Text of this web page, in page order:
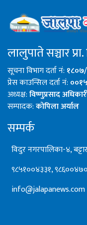
लालुपाते सञ्चार
सूचना विभाग दर्ता नं:
प्रेस काउन्सिल दर्ता नं:
अध्यक्ष:विष्णुप्रसाद
सम्पादक:कोपिला अर्याल
सम्पर्क
विदुर नगरपालिका-४,
९८५१००४३३१,
info@jalapanews.com